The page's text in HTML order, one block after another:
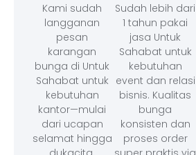
Kami sudah
langganan
pesan
karangan
bunga di Untuk
Sahabat untuk
kebutuhan
kantor—mulai
dari ucapan
selamat hingga
Sudah lebih dari
1 tahun pakai
jasa Untuk
Sahabat untuk
kebutuhan
event dan relasi
bisnis. Kualitas
bunga
konsisten dan
proses order